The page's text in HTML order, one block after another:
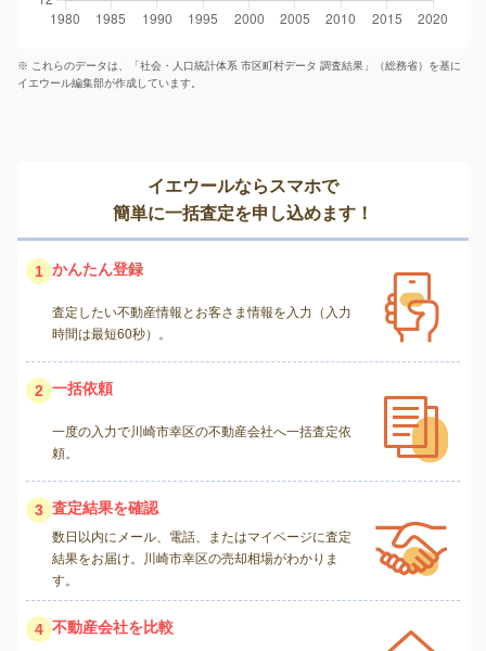
※ これらのデータは、「社会・人口統計体系 市区町村データ 調査結果」（総務省）を基に
イエウール編集部が作成しています。
イエウールならスマホで
簡単に一括査定を申し込めます！
1 かんたん登録
査定したい不動産情報とお客さま情報を入力（入力
時間は最短60秒）。
2 一括依頼
一度の入力で川崎市幸区の不動産会社へ一括査定依
頼。
3 査定結果を確認
数日以内にメール、電話、またはマイページに査定
結果をお届け。川崎市幸区の売却相場がわかりま
す。
4 不動産会社を比較